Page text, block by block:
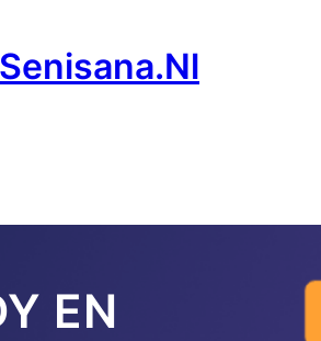
Senisana.nl
EN